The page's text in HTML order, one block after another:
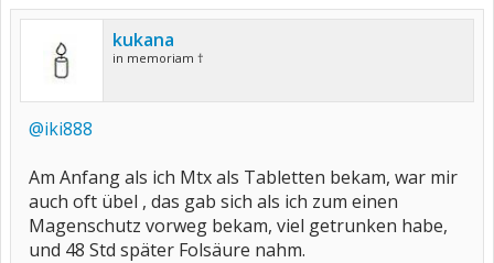
kukana
in memoriam †
@iki888
Am Anfang als ich Mtx als Tabletten bekam, war mir
auch oft übel , das gab sich als ich zum einen
Magenschutz vorweg bekam, viel getrunken habe,
und 48 Std später Folsäure nahm.